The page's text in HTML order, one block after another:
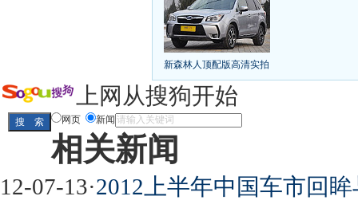
第九代雅阁/本田新小SUV
凯越已跌至8折甩卖 6款合资自主车是真的低价
给中国人争气的热销SUV 全新马自达6：海外
10万元新车叫板合资 15万买车谁好
长城2013年新SUV规划曝光
全新胜达23日上市 秒杀日系的SUV
大众6万
最高法解释：醉驾毒驾发生交通事故 交强险应
新森林人顶配版高清实拍
屌丝必看世界末日逃亡车
上网从搜狗开始
网页 新闻
相关新闻
12-07-13·2012上半年中国车市回